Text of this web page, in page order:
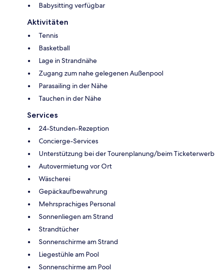
Babysitting verfügbar
Aktivitäten
Tennis
Basketball
Lage in Strandnähe
Zugang zum nahe gelegenen Außenpool
Parasailing in der Nähe
Tauchen in der Nähe
Services
24-Stunden-Rezeption
Concierge-Services
Unterstützung bei der Tourenplanung/beim Ticketerwerb
Autovermietung vor Ort
Wäscherei
Gepäckaufbewahrung
Mehrsprachiges Personal
Sonnenliegen am Strand
Strandtücher
Sonnenschirme am Strand
Liegestühle am Pool
Sonnenschirme am Pool